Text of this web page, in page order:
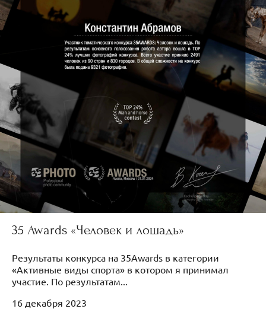
35 Awards «Человек и лошадь»
Результаты конкурса на 35Awards в категории
«Активные виды спорта» в котором я принимал
участие. По результатам...
16 декабря 2023